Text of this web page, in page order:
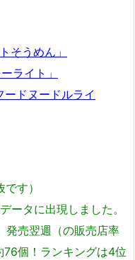
そうめん」
ライト」
ドヌードルライ
す）
ータに出現しました。
発売翌週（の販売店率
76個！ランキングは4位